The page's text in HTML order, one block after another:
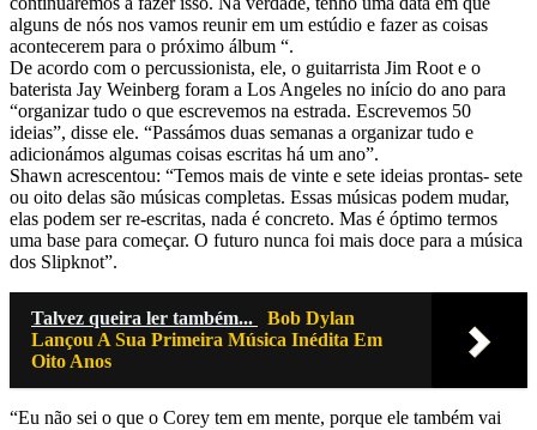
alguns de nós nos vamos reunir em um estúdio e fazer as coisas
acontecerem para o próximo álbum “.
De acordo com o percussionista, ele, o guitarrista Jim Root e o
baterista Jay Weinberg foram a Los Angeles no início do ano para
“organizar tudo o que escrevemos na estrada. Escrevemos 50
ideias”, disse ele. “Passámos duas semanas a organizar tudo e
adicionámos algumas coisas escritas há um ano”.
Shawn acrescentou: “Temos mais de vinte e sete ideias prontas- sete
ou oito delas são músicas completas. Essas músicas podem mudar,
elas podem ser re-escritas, nada é concreto. Mas é óptimo termos
uma base para começar. O futuro nunca foi mais doce para a música
dos Slipknot”.
Talvez queira ler também...
Bob Dylan
Lançou A Sua Primeira Música Inédita Em
Oito Anos
“Eu não sei o que o Corey tem em mente, porque ele também vai